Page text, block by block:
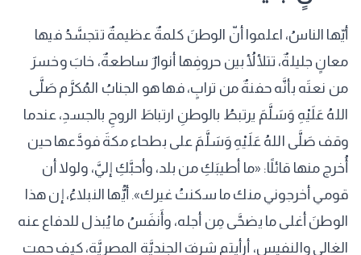
أيّها الناسُ، اعلموا أنّ الوطنَ كلمةٌ عظيمةٌ تتجسَّدُ فيها
معانٍ جليلةٌ، تتلألأُ بين حروفِها أنوارٌ ساطعةٌ، خابَ وخسرَ
من نعتَه بأنَّه حفنةٌ من ترابٍ، فها هو الجنابُ المُكرَّم صَلَّى
اللهُ عَلَيْهِ وَسَلَّمَ يرتبطُ بالوطنِ ارتباطَ الروحِ بالجسدِ، عندما
وقف صَلَّى اللهُ عَلَيْهِ وَسَلَّمَ على بطحاء مكةَ فودَّعها حين
أُخرج منها قائلًا: «ما أطيبَكِ من بلد، وأحبَّكِ إليَّ، ولولا أن
قومي أخرجوني منك ما سكنتُ غيرك». أيُّها النبلاءُ، إن هذا
الوطنَ أغلى ما يضحَّى مِن أجله، وأَنفَسُ ما يُبذل للدفاع عنه
الغالي والنفيس، أرأيتم شرفَ الجنديَّةِ المصريَّة، كيف حمتِ